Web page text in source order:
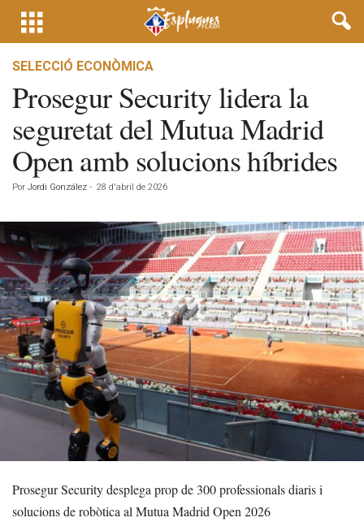
SELECCIÓ ECONÒMICA
Prosegur Security lidera la
seguretat del Mutua Madrid
Open amb solucions híbrides
Por Jordi González - 28 d'abril de 2026
Prosegur Security desplega prop de 300 professionals diaris i
solucions de robòtica al Mutua Madrid Open 2026